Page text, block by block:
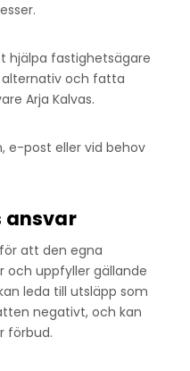
hjälpa fastighetsägare
och fatta
Arja Kalvas.
e-post eller vid behov
ansvar
att den egna
och uppfyller gällande
leda till utsläpp som
negativt, och kan
förbud.